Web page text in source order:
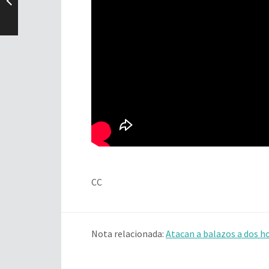
CC
Nota relacionada: Atacan a balazos a dos